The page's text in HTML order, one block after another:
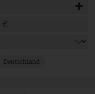
€
Deutschland